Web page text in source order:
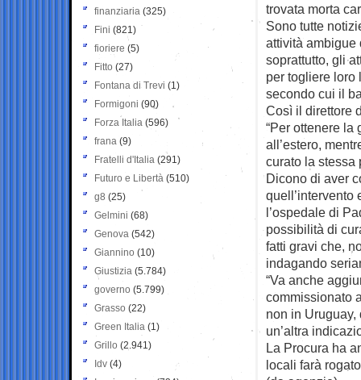
trovata morta
Sono tutte
attività ambigue
soprattutto, gli
per togliere loro
secondo cui il
Così il direttore
“Per ottenere
all’estero,
curato la stessa
Dicono di aver
quell’intervento
l’ospedale di
possibilità di
fatti gravi che,
indagando
“Va anche
commissionato
non in
un’altra
La Procura ha
locali farà
finanziaria (325)
Fini (821)
fioriere (5)
Fitto (27)
Fontana di Trevi (1)
Formigoni (90)
Forza Italia (596)
frana (9)
Fratelli d'Italia (291)
Futuro e Libertà (510)
g8 (25)
Gelmini (68)
Genova (542)
Giannino (10)
Giustizia (5.784)
governo (5.799)
Grasso (22)
Green Italia (1)
Grillo (2.941)
Idv (4)